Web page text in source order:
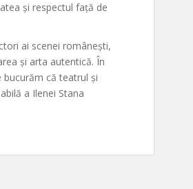
și respectul față de
ai scenei românești,
și arta autentică. În
că teatrul și
a Ilenei Stana